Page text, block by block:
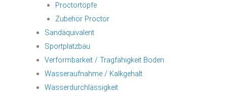
Proctortöpfe
Zubehör Proctor
Sandäquivalent
Sportplatzbau
Verformbarkeit / Tragfähigkeit Boden
Wasseraufnahme / Kalkgehalt
Wasserdurchlässigkeit